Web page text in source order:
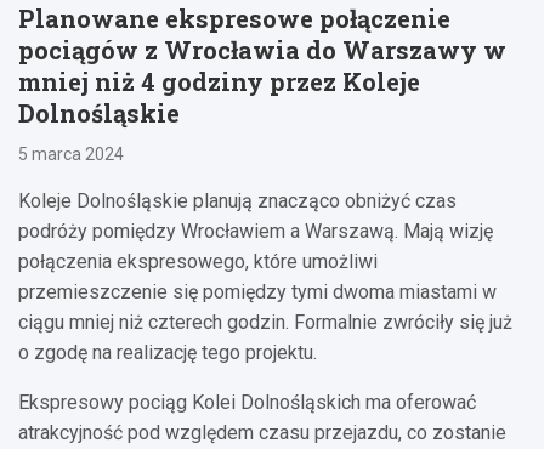
Planowane ekspresowe połączenie
pociągów z Wrocławia do Warszawy w
mniej niż 4 godziny przez Koleje
Dolnośląskie
5 marca 2024
Koleje Dolnośląskie planują znacząco obniżyć czas
podróży pomiędzy Wrocławiem a Warszawą. Mają wizję
połączenia ekspresowego, które umożliwi
przemieszczenie się pomiędzy tymi dwoma miastami w
ciągu mniej niż czterech godzin. Formalnie zwróciły się już
o zgodę na realizację tego projektu.
Ekspresowy pociąg Kolei Dolnośląskich ma oferować
atrakcyjność pod względem czasu przejazdu, co zostanie